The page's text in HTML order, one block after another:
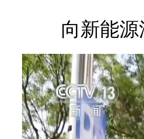
向新能源